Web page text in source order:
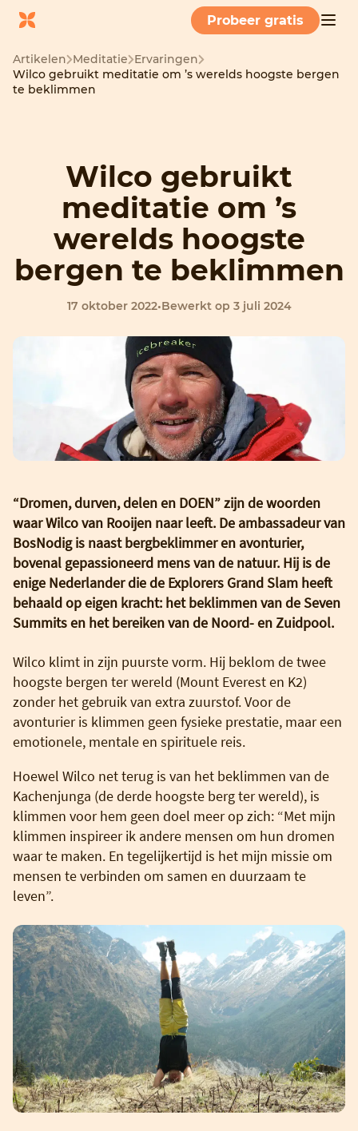
Probeer gratis
Artikelen Meditatie Ervaringen
Wilco gebruikt meditatie om ’s werelds hoogste bergen
te beklimmen
Wilco gebruikt
meditatie om ’s
werelds hoogste
bergen te beklimmen
17 oktober 2022•Bewerkt op 3 juli 2024
“Dromen, durven, delen en DOEN” zijn de woorden
waar Wilco van Rooijen naar leeft. De ambassadeur van
BosNodig is naast bergbeklimmer en avonturier,
bovenal gepassioneerd mens van de natuur. Hij is de
enige Nederlander die de Explorers Grand Slam heeft
behaald op eigen kracht: het beklimmen van de Seven
Summits en het bereiken van de Noord- en Zuidpool.
Wilco klimt in zijn puurste vorm. Hij beklom de twee
hoogste bergen ter wereld (Mount Everest en K2)
zonder het gebruik van extra zuurstof. Voor de
avonturier is klimmen geen fysieke prestatie, maar een
emotionele, mentale en spirituele reis.
Hoewel Wilco net terug is van het beklimmen van de
Kachenjunga (de derde hoogste berg ter wereld), is
klimmen voor hem geen doel meer op zich: “Met mijn
klimmen inspireer ik andere mensen om hun dromen
waar te maken. En tegelijkertijd is het mijn missie om
mensen te verbinden om samen en duurzaam te
leven”.